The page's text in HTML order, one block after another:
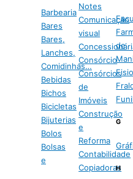
Barbearia
Bares
Bares,
Lanches,
Comidinhas…
Bebidas
Bichos
Bicicletas
Bijuterias
Bolos
Bolsas
e
Notes
Comunicação
visual
Consórcio
Consórcios
de
Imóveis
Construção
e
Reforma
Contabilidade
Copiadoras
de
G
H